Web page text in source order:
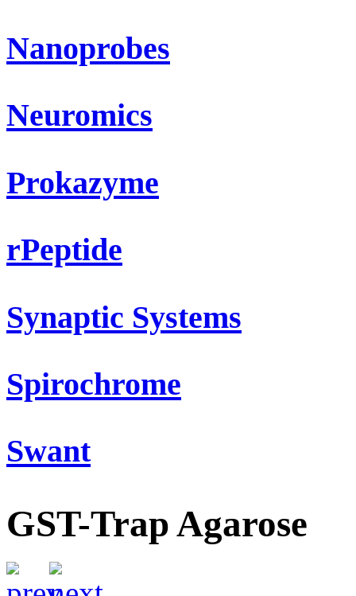
Nanoprobes
Neuromics
Prokazyme
rPeptide
Synaptic Systems
Spirochrome
Swant
GST-Trap Agarose